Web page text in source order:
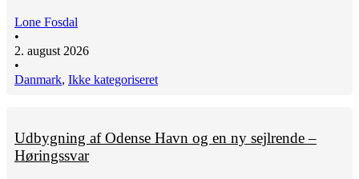
Lone Fosdal
•
2. august 2026
•
Danmark, Ikke kategoriseret
Udbygning af Odense Havn og en ny sejlrende –
Høringssvar